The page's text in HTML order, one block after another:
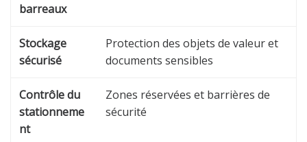
barreaux
Stockage
sécurisé
Protection des objets de valeur et
documents sensibles
Contrôle du
stationneme
nt
Zones réservées et barrières de
sécurité